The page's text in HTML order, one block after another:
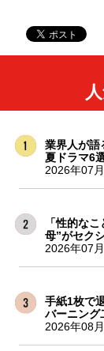
業界人が語
夏ドラマ6
2026年07
「性的な
母”がセク
2026年07
手紙1枚で
バーニング
2026年08